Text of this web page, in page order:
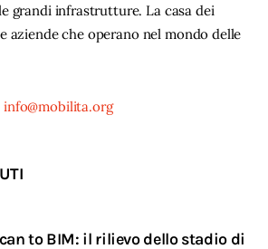
grandi infrastrutture. La casa dei
aziende che operano nel mondo delle
info@mobilita.org
to BIM: il rilievo dello stadio di